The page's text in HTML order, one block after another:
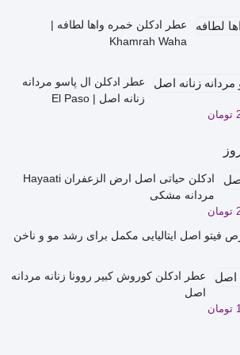
عطر ادکلن خمره واها لطافه |
Khamrah Waha
عطر ادکلن ال پاسو مردانه
زنانه اصل | El Paso
تومان
ادکلن حیاتی اصل ارض الزعفران Hayaati
مردانه مشکی
تومان
فیتو اصل ایتالیایی مکمل برای رشد مو و ناخن
عطر ادکلن کوروش کبیر روونا زنانه مردانه
اصل
تومان